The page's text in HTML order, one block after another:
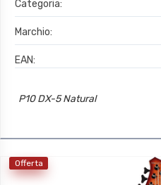
Categoria:
Marchio:
EAN:
P10 DX-5 Natural
Offerta